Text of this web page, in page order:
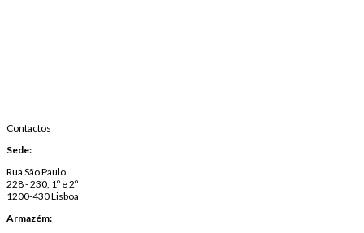
Contactos
Sede:
Rua São Paulo
228 - 230, 1º e 2º
1200-430 Lisboa
Armazém: